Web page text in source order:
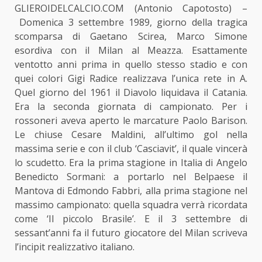
GLIEROIDELCALCIO.COM (Antonio Capotosto) –
Domenica 3 settembre 1989, giorno della tragica
scomparsa di Gaetano Scirea, Marco Simone
esordiva con il Milan al Meazza. Esattamente
ventotto anni prima in quello stesso stadio e con
quei colori Gigi Radice realizzava l’unica rete in A.
Quel giorno del 1961 il Diavolo liquidava il Catania.
Era la seconda giornata di campionato. Per i
rossoneri aveva aperto le marcature Paolo Barison.
Le chiuse Cesare Maldini, all’ultimo gol nella
massima serie e con il club ‘Casciavit’, il quale vincerà
lo scudetto. Era la prima stagione in Italia di Angelo
Benedicto Sormani: a portarlo nel Belpaese il
Mantova di Edmondo Fabbri, alla prima stagione nel
massimo campionato: quella squadra verrà ricordata
come ‘Il piccolo Brasile’. E il 3 settembre di
sessant’anni fa il futuro giocatore del Milan scriveva
l’incipit realizzativo italiano.